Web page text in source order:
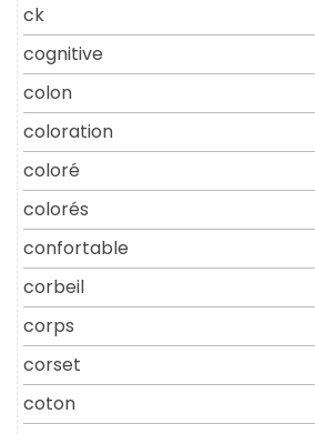
ck
cognitive
colon
coloration
coloré
colorés
confortable
corbeil
corps
corset
coton